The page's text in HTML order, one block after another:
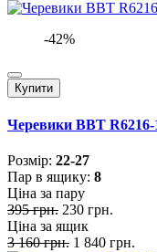
-42%
Купити
Черевики BBT R6216-
Розмiр: 22-27
Пар в ящику: 8
Ціна за пару
395 грн. 230 грн.
Ціна за ящик
3 160 грн. 1 840 грн.